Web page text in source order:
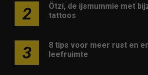
2
Ötzi, de ijsmummie met
tattoos
3
8 tips voor meer rust en
leefruimte